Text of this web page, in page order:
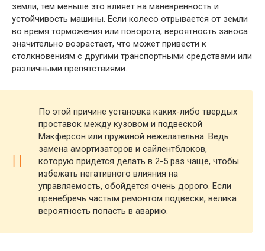
земли, тем меньше это влияет на маневренность и
устойчивость машины. Если колесо отрывается от земли
во время торможения или поворота, вероятность заноса
значительно возрастает, что может привести к
столкновениям с другими транспортными средствами или
различными препятствиями.
По этой причине установка каких-либо твердых
проставок между кузовом и подвеской
Макферсон или пружиной нежелательна. Ведь
замена амортизаторов и сайлентблоков,
которую придется делать в 2-5 раз чаще, чтобы
избежать негативного влияния на
управляемость, обойдется очень дорого. Если
пренебречь частым ремонтом подвески, велика
вероятность попасть в аварию.